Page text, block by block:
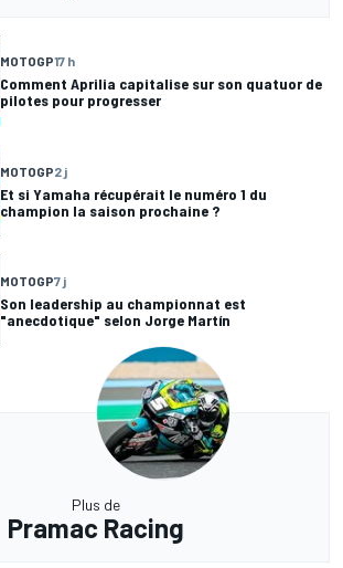
MOTOGP17 h
Comment Aprilia capitalise sur son quatuor de
pilotes pour progresser
MOTOGP2 j
Et si Yamaha récupérait le numéro 1 du
champion la saison prochaine ?
MOTOGP7 j
Son leadership au championnat est
"anecdotique" selon Jorge Martín
Plus de
Pramac Racing